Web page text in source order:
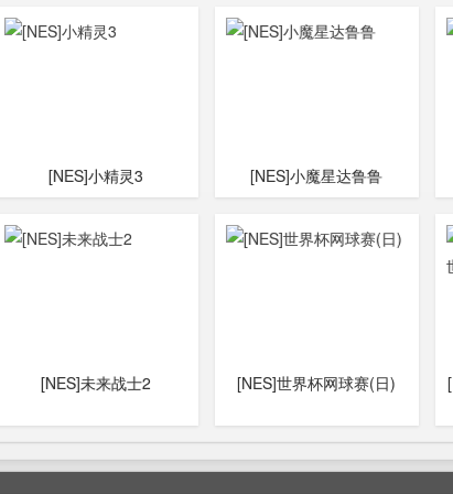
[NES]小精灵3 [NES]小魔星达鲁鲁
[NES]未来战士2 [NES]世界杯网球赛(日)